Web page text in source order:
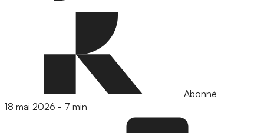
Abonné
18 mai 2026 - 7 min